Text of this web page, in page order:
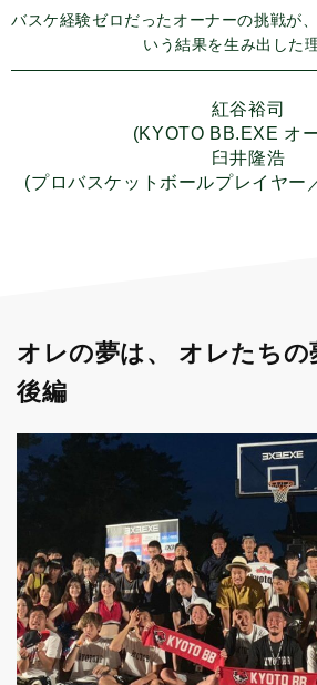
バスケ経験ゼロだったオーナーの挑戦が
いう結果を生み出した理
紅谷裕司
(KYOTO BB.EXE オ
臼井隆浩
(プロバスケットボールプレイヤー
オレの夢は、 オレたち
後編